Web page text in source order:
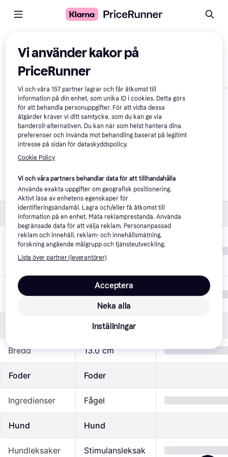
Jämför produkter
Visa endast skillnader
Frame /
41 kr
Specifikationer Specifikationer
Vit, Turkos,
Natur, Svart,
Grå, Multifärgad
Material
Polyester,
Gummi, Plast
Mått
Bredd 13.0 cm
Foder Foder
Ingredienser Fågel
Hund Hund
Hundleksaker Stimulansleksak
Vi använder kakor på
PriceRunner
Vi och våra157 partner lagrar och får åtkomst till
information på din enhet, som unika ID i cookies. Detta görs
för att behandla personuppgifter. För att vidta dessa
åtgärder kräver vi ditt samtycke, som du kan ge via
banderoll-alternativen. Du kan när som helst hantera dina
preferenser och invända mot behandling baserat på legitimt
intresse på sidan för dataskyddspolicy.
Cookie Policy
Vi och våra partners behandlar data för att tillhandahålla
Använda exakta uppgifter om geografisk positionering.
Aktivt läsa av enhetens egenskaper för
identifieringsändamål. Lagra och/eller få åtkomst till
information på en enhet. Mäta reklamprestanda. Använda
begränsade data för att välja reklam. Personanpassad
reklam och innehåll, reklam- och innehållsmätning,
forskning angående målgrupp och tjänsteutveckling.
Lista över partner (leverantörer)
Neka alla
Acceptera
Inställningar